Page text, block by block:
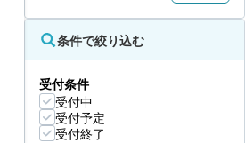
条件で絞り込む
受付条件
受付中
受付予定
受付終了